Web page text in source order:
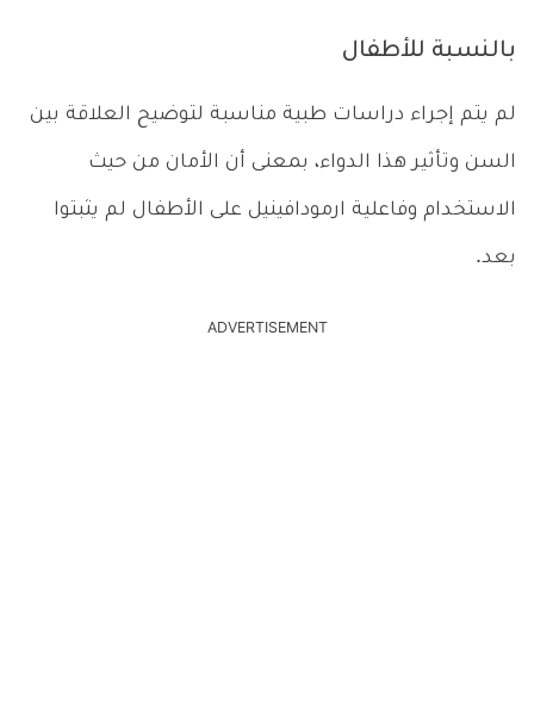
بالنسبة للأطفال
لم يتم إجراء دراسات طبية مناسبة لتوضيح العلاقة بين
السن وتأثير هذا الدواء، بمعنى أن الأمان من حيث
الاستخدام وفاعلية ارمودافينيل على الأطفال لم يثبتوا
بعد.
ADVERTISEMENT